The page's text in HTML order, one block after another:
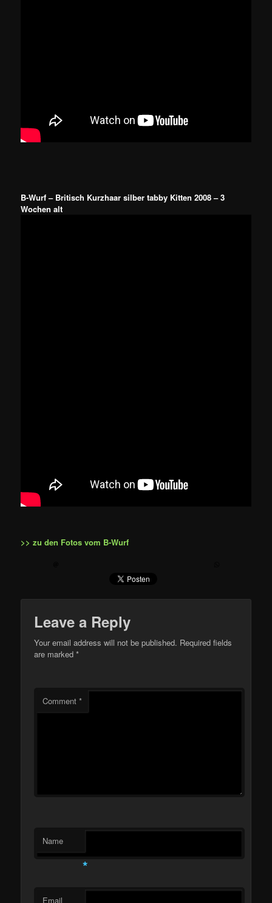
B-Wurf – Britisch Kurzhaar silber tabby Kitten 2008 – 3
Wochen alt
>> zu den Fotos vom B-Wurf
Leave a Reply
Your email address will not be published. Required fields
are marked*
Comment*
Name
*
Email